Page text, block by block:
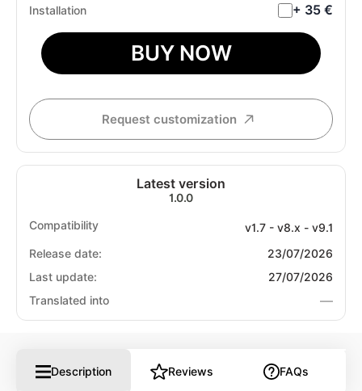
Installation + 35 €
BUY NOW
Request customization
Latest version
1.0.0
Compatibility
v1.7 - v8.x - v9.1
Release date:
23/07/2026
Last update:
27/07/2026
Translated into
—
Description Reviews FAQs